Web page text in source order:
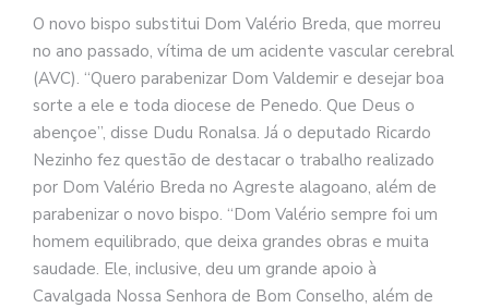
O novo bispo substitui Dom Valério Breda, que morreu
no ano passado, vítima de um acidente vascular cerebral
(AVC). “Quero parabenizar Dom Valdemir e desejar boa
sorte a ele e toda diocese de Penedo. Que Deus o
abençoe”, disse Dudu Ronalsa. Já o deputado Ricardo
Nezinho fez questão de destacar o trabalho realizado
por Dom Valério Breda no Agreste alagoano, além de
parabenizar o novo bispo. “Dom Valério sempre foi um
homem equilibrado, que deixa grandes obras e muita
saudade. Ele, inclusive, deu um grande apoio à
Cavalgada Nossa Senhora de Bom Conselho, além de